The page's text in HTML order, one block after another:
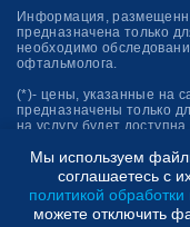
Клиника “СФЕРА”
Информация,
предназначена только
необходимо
офтальмолога.
(*)- цены, указанные на
предназначены только
на услугу будет
Мы используем
соглашаетесь с
политикой
можете отключить